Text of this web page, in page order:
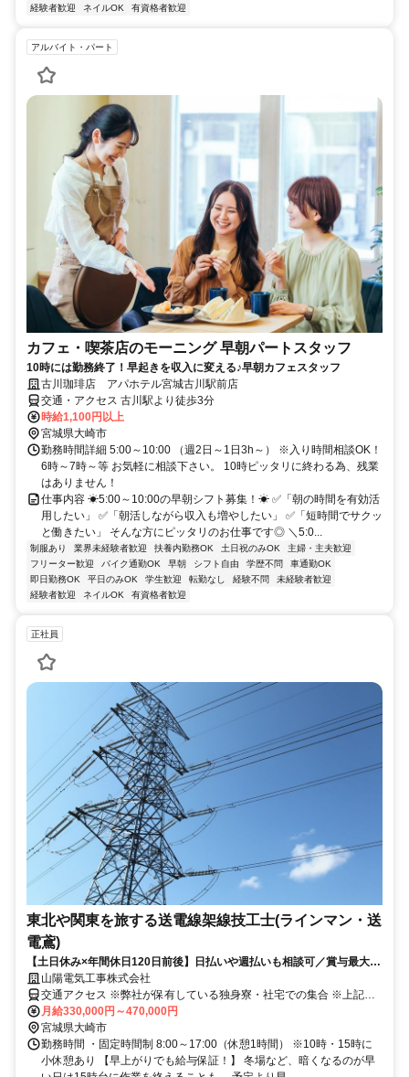
経験者歓迎
ネイルOK 有資格者歓迎
アルバイト・パート
カフェ・喫茶店のモーニング 早朝パートスタッフ
10時には勤務終了！早起きを収入に変える♪早朝カフェスタッフ
古川珈琲店 アパホテル宮城古川駅前店
交通・アクセス 古川駅より徒歩3分
時給1,100円以上
宮城県大崎市
勤務時間詳細 5:00～10:00 （週2日～1日3h～） ※入り時間相談OK！
6時～7時～等 お気軽に相談下さい。 10時ピッタリに終わる為、残業
はありません！
仕事内容 ☀5:00～10:00の早朝シフト募集！☀ ✅「朝の時間を有効活
用したい」 ✅「朝活しながら収入も増やしたい」 ✅「短時間でサクッ
と働きたい」 そんな方にピッタリのお仕事です◎ ＼5:0...
制服あり 業界未経験者歓迎 扶養内勤務OK 土日祝のみOK
主婦・主夫歓迎
フリーター歓迎
バイク通勤OK 早朝 シフト自由 学歴不問
車通勤OK
即日勤務OK
平日のみOK 学生歓迎 転勤なし 経験不問
未経験者歓迎
経験者歓迎
ネイルOK 有資格者歓迎
正社員
東北や関東を旅する送電線架線技工士(ラインマン・送
電鳶)
【土日休み×年間休日120日前後】日払いや週払いも相談可／賞与最大6
ヵ月／個室寮も完備。
山陽電気工事株式会社
交通アクセス ※弊社が保有している独身寮・社宅での集合 ※上記は
集合場所であり、実際の現場エリアは下記です 【実際の現場エリ
ア】 東日本を中心とした送電線現場へ出張します。 ※東北80％、関
東20％程度 ※宿は会社用意（3食付き） ※出張手当「3,500円／日」
を別途支給！ 出張時は各拠点に集合し、乗り合いで現場へ。 宮城は
月給330,000円～470,000円
宮城県大崎市
勤務時間 ・固定時間制 8:00～17:00（休憩1時間） ※10時・15時に
小休憩あり 【早上がりでも給与保証！】 冬場など、暗くなるのが早